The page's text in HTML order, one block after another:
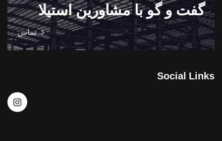
گفت و گو با مشاورین استیلا
تماس
Social Links